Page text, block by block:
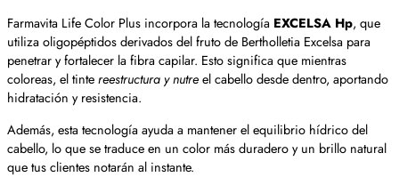
Farmavita Life Color Plus incorpora la tecnología EXCELSA Hp, que
utiliza oligopéptidos derivados del fruto de Bertholletia Excelsa para
penetrar y fortalecer la fibra capilar. Esto significa que mientras
coloreas, el tintereestructura y nutreel cabello desde dentro, aportando
hidratación y resistencia.
Además, esta tecnología ayuda a mantener el equilibrio hídrico del
cabello, lo que se traduce en un color más duradero y un brillo natural
que tus clientes notarán al instante.